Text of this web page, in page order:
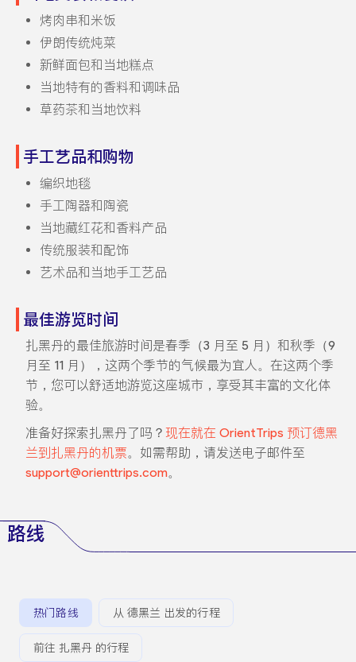
烤肉串和米饭
伊朗传统炖菜
新鲜面包和当地糕点
当地特有的香料和调味品
草药茶和当地饮料
手工艺品和购物
编织地毯
手工陶器和陶瓷
当地藏红花和香料产品
传统服装和配饰
艺术品和当地手工艺品
最佳游览时间
扎黑丹的最佳旅游时间是春季（3 月至 5 月）和秋季（9
月至 11 月），这两个季节的气候最为宜人。在这两个季
节，您可以舒适地游览这座城市，享受其丰富的文化体
验。
准备好探索扎黑丹了吗？ 现在就在 OrientTrips 预订德黑
兰到扎黑丹的机票。如需帮助，请发送电子邮件至
support@orienttrips.com。
路线
热门路线 从 德黑兰 出发的行程
前往 扎黑丹 的行程